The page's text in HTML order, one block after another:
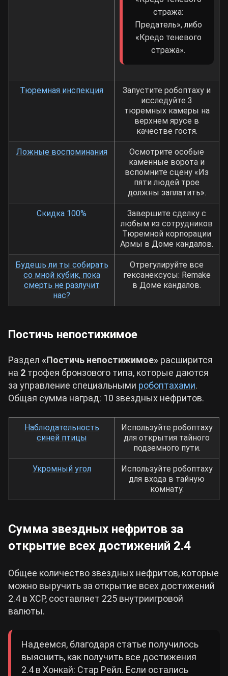
стража:
Предатель», либо
«Кредо теневого
стража».
Тюремная инспекция
Запустите робоптаху и
исследуйте 3
тюремных камеры на
верхнем ярусе в
качестве гостя.
Ложные воспоминания
Осмотрите особые
каменные ворота и
вспомните сцену «Из
пяти людей трое
должны заплатить».
Скидка 100%
Завершите сделку с
любым из сотрудников
Тюремной корпорации
Армы в Доме кандалов.
Будешь ли ты собирать
со мной кубик, пока
смерть не разлучит
нас?
Отрегулируйте все
гексанексусы: Remake
в Доме кандалов.
Постичь непостижимое
Раздел «Постичь непостижимое» расширится
на 2 трофея бронзового типа, которые даются
за управление специальными робоптахами.
Общая сумма наград: 10 звездных нефритов.
Наблюдательность
синей птицы
Используйте робоптаху
для открытия тайного
подземного пути.
Укромный угол
Используйте робоптаху
для входа в тайную
комнату.
Сумма звездных нефритов за
открытие всех достижений 2.4
Общее количество звездных нефритов, которые
можно выручить за открытие всех достижений
2.4 в ХСР, составляет 225 внутриигровой
валюты.
Надеемся, благодаря статье получилось
выяснить, как получить все достижения
2.4 в Хонкай: Стар Рейл. Если остались